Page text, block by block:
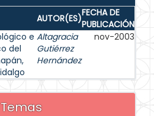
AUTOR(ES)FECHA DE
PUBLICACIÓN
e
del
Altagracia
Gutiérrez
Hernández
nov-2003
Temas